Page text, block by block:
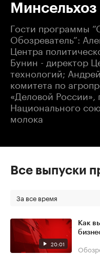
Минсельхоз
Гости программы
Обозреватель”:
Центра
Бунин - директор
технологий;
комитета по
«Деловой России»,
Национального
молока
Все выпуски
За все время
20:01
Как